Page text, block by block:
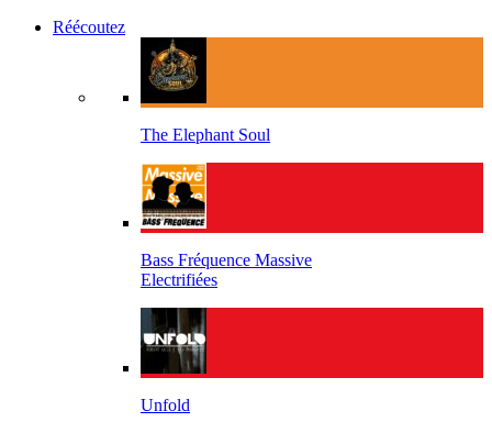
Réécoutez
The Elephant Soul
Bass Fréquence Massive
Electrifiées
Unfold